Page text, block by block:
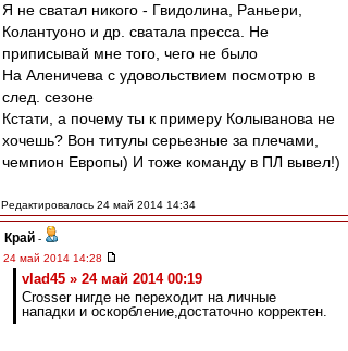
Я не сватал никого - Гвидолина, Раньери,
Колантуоно и др. сватала пресса. Не
приписывай мне того, чего не было
На Аленичева с удовольствием посмотрю в
след. сезоне
Кстати, а почему ты к примеру Колыванова не
хочешь? Вон титулы серьезные за плечами,
чемпион Европы) И тоже команду в ПЛ вывел!)
Редактировалось 24 май 2014 14:34
Край -
24 май 2014 14:28
vlad45 » 24 май 2014 00:19
Crosser нигде не переходит на личные
нападки и оскорбление,достаточно корректен.